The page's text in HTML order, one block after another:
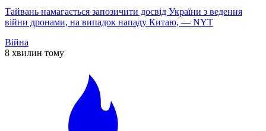
Тайвань намагається запозичити досвід України з ведення
війни дронами, на випадок нападу Китаю, — NYT
Війна
8 хвилин тому